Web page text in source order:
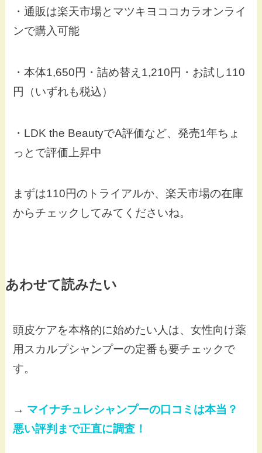
・通販は楽天市場とマツキヨココカラオンライ
ンで購入可能
・本体1,650円・詰め替え1,210円・お試し110
円（いずれも税込）
・LDK the BeautyでA評価など、発売1年ちょ
っとで評価上昇中
まずは110円のトライアルか、楽天市場の在庫
からチェックしてみてくださいね。
あわせて読みたい
頭皮ケアを本格的に始めたい人は、女性向け薬
用スカルプシャンプーの定番も要チェックで
す。
→ マイナチュレシャンプーの口コミは本当？
悪い評判まで正直に調査！